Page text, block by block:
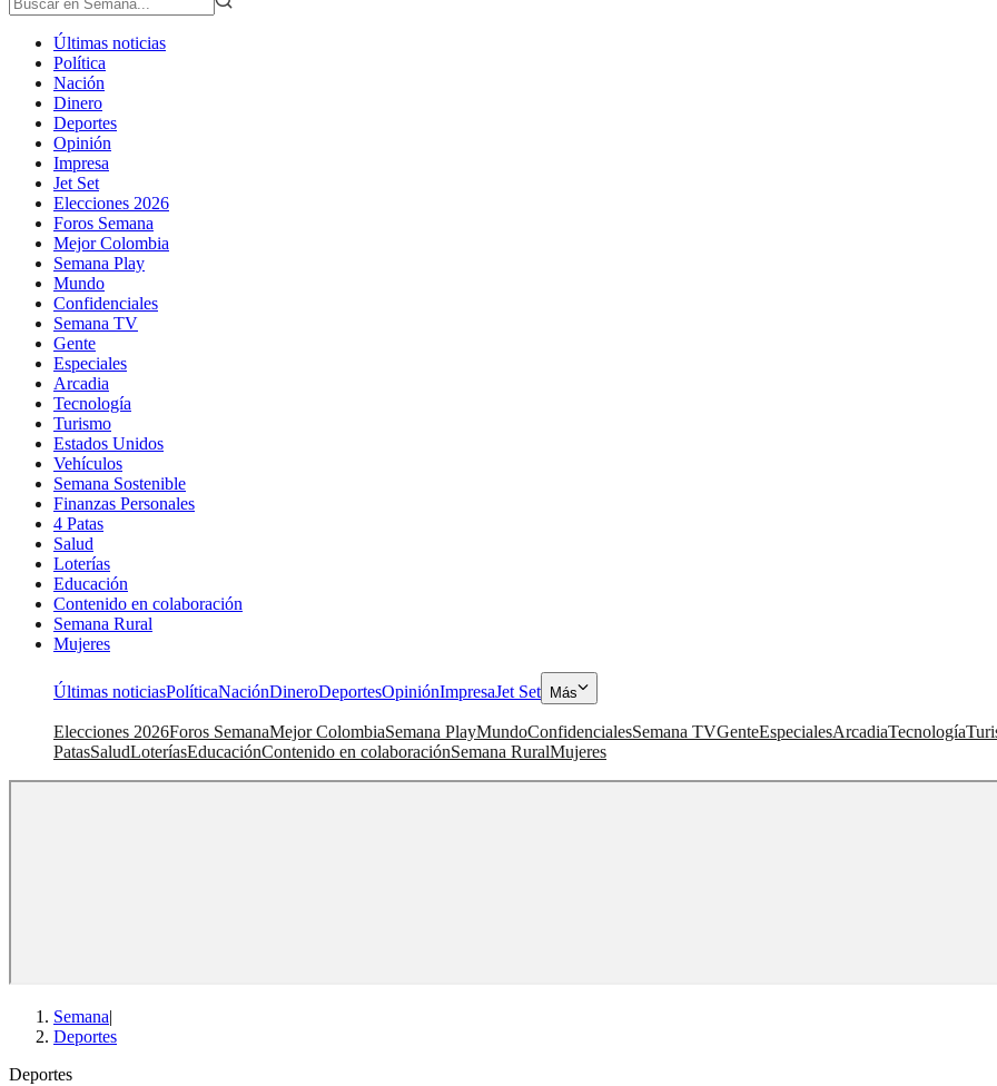
Últimas noticias
Política
Nación
Dinero
Deportes
Opinión
Impresa
Jet Set
Elecciones 2026
Foros Semana
Mejor Colombia
Semana Play
Mundo
Confidenciales
Semana TV
Gente
Especiales
Arcadia
Tecnología
Turismo
Estados Unidos
Vehículos
Semana Sostenible
Finanzas Personales
4 Patas
Salud
Loterías
Educación
Contenido en colaboración
Semana Rural
Mujeres
Últimas noticiasPolíticaNaciónDineroDeportesOpiniónImpresaJet Set Más
Elecciones 2026Foros SemanaMejor ColombiaSemana PlayMundoConfidencialesSemana TVGenteEspecialesArcadiaTecnología
PatasSaludLoteríasEducaciónContenido en colaboraciónSemana RuralMujeres
Semana|
Deportes
Deportes